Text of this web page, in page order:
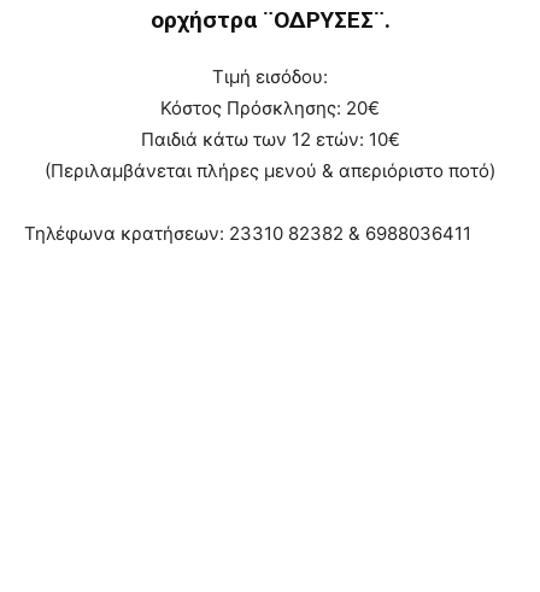
ορχήστρα ¨ΟΔΡΥΣΕΣ¨.
Τιμή εισόδου:
Κόστος Πρόσκλησης: 20€
Παιδιά κάτω των 12 ετών: 10€
(Περιλαμβάνεται πλήρες μενού & απεριόριστο ποτό)
Τηλέφωνα κρατήσεων: 23310 82382 & 6988036411